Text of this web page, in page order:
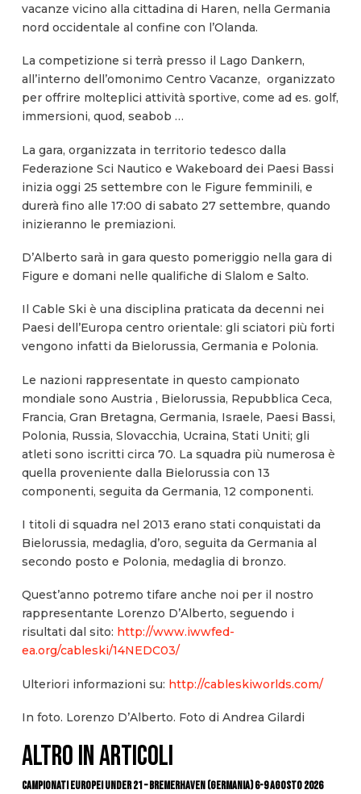
vacanze vicino alla cittadina di Haren, nella Germania
nord occidentale al confine con l’Olanda.
La competizione si terrà presso il Lago Dankern,
all’interno dell’omonimo Centro Vacanze, organizzato
per offrire molteplici attività sportive, come ad es. golf,
immersioni, quod, seabob …
La gara, organizzata in territorio tedesco dalla
Federazione Sci Nautico e Wakeboard dei Paesi Bassi
inizia oggi 25 settembre con le Figure femminili, e
durerà fino alle 17:00 di sabato 27 settembre, quando
inizieranno le premiazioni.
D’Alberto sarà in gara questo pomeriggio nella gara di
Figure e domani nelle qualifiche di Slalom e Salto.
Il Cable Ski è una disciplina praticata da decenni nei
Paesi dell’Europa centro orientale: gli sciatori più forti
vengono infatti da Bielorussia, Germania e Polonia.
Le nazioni rappresentate in questo campionato
mondiale sono Austria , Bielorussia, Repubblica Ceca,
Francia, Gran Bretagna, Germania, Israele, Paesi Bassi,
Polonia, Russia, Slovacchia, Ucraina, Stati Uniti; gli
atleti sono iscritti circa 70. La squadra più numerosa è
quella proveniente dalla Bielorussia con 13
componenti, seguita da Germania, 12 componenti.
I titoli di squadra nel 2013 erano stati conquistati da
Bielorussia, medaglia, d’oro, seguita da Germania al
secondo posto e Polonia, medaglia di bronzo.
Quest’anno potremo tifare anche noi per il nostro
rappresentante Lorenzo D’Alberto, seguendo i
risultati dal sito: http://www.iwwfed-
ea.org/cableski/14NEDC03/
Ulteriori informazioni su: http://cableskiworlds.com/
In foto. Lorenzo D’Alberto. Foto di Andrea Gilardi
ALTRO IN ARTICOLI
Campionati Europei Under 21 – Bremerhaven (Germania) 6-9 agosto 2026